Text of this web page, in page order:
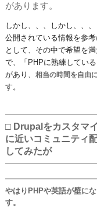
があります。
しかし、、、しかし、、、
公開されている情報を参
として、その中で希望を
で、「PHPに熟練してい
があり、 相当の時間を自由
す。
□ Drupalをカスタマ
に近いコミュニティ
してみたが
やはりPHPや英語が壁に
す。